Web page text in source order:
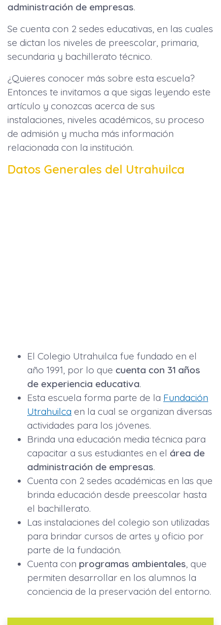
administración de empresas.
Se cuenta con 2 sedes educativas, en las cuales
se dictan los niveles de preescolar, primaria,
secundaria y bachillerato técnico.
¿Quieres conocer más sobre esta escuela?
Entonces te invitamos a que sigas leyendo este
artículo y conozcas acerca de sus
instalaciones, niveles académicos, su proceso
de admisión y mucha más información
relacionada con la institución.
Datos Generales del Utrahuilca
El Colegio Utrahuilca fue fundado en el
año 1991, por lo que cuenta con 31 años
de experiencia educativa.
Esta escuela forma parte de la Fundación
Utrahuilca en la cual se organizan diversas
actividades para los jóvenes.
Brinda una educación media técnica para
capacitar a sus estudiantes en el área de
administración de empresas.
Cuenta con 2 sedes académicas en las que
brinda educación desde preescolar hasta
el bachillerato.
Las instalaciones del colegio son utilizadas
para brindar cursos de artes y oficio por
parte de la fundación.
Cuenta con programas ambientales, que
permiten desarrollar en los alumnos la
conciencia de la preservación del entorno.